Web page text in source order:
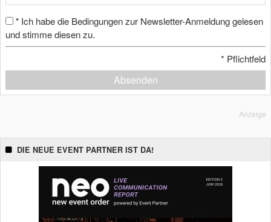
* Ich habe die Bedingungen zur Newsletter-Anmeldung gelesen
und stimme diesen zu.
* Pflichtfeld
Absenden
Anzeige
DIE NEUE EVENT PARTNER IST DA!